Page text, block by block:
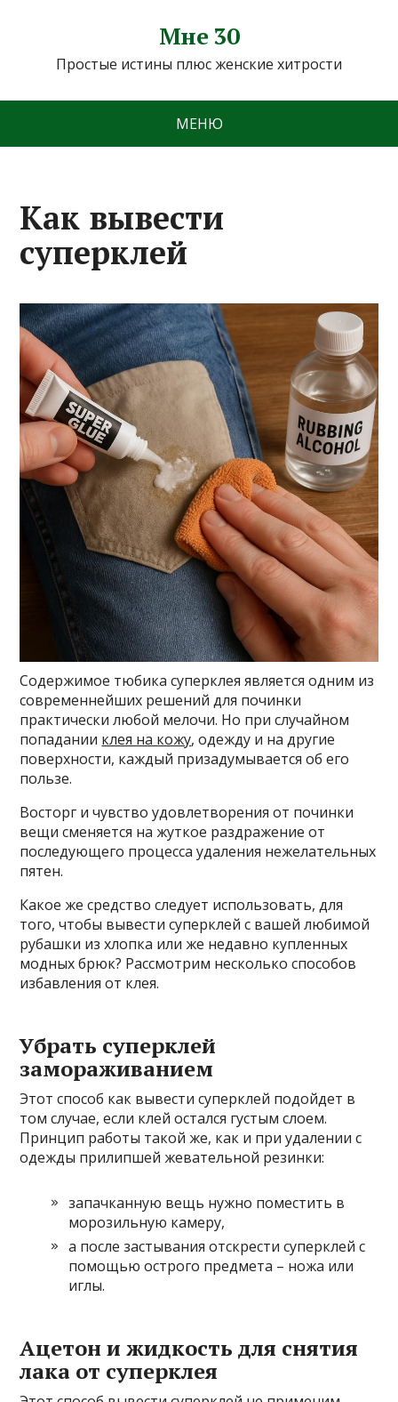
Мне 30
Простые истины плюс женские хитрости
МЕНЮ
Как вывести
суперклей
Содержимое тюбика суперклея является одним из
современнейших решений для починки
практически любой мелочи. Но при случайном
попадании клея на кожу, одежду и на другие
поверхности, каждый призадумывается об его
пользе.
Восторг и чувство удовлетворения от починки
вещи сменяется на жуткое раздражение от
последующего процесса удаления нежелательных
пятен.
Какое же средство следует использовать, для
того, чтобы вывести суперклей с вашей любимой
рубашки из хлопка или же недавно купленных
модных брюк? Рассмотрим несколько способов
избавления от клея.
Убрать суперклей
замораживанием
Этот способ как вывести суперклей подойдет в
том случае, если клей остался густым слоем.
Принцип работы такой же, как и при удалении с
одежды прилипшей жевательной резинки:
запачканную вещь нужно поместить в
морозильную камеру,
а после застывания отскрести суперклей с
помощью острого предмета – ножа или
иглы.
Ацетон и жидкость для снятия
лака от суперклея